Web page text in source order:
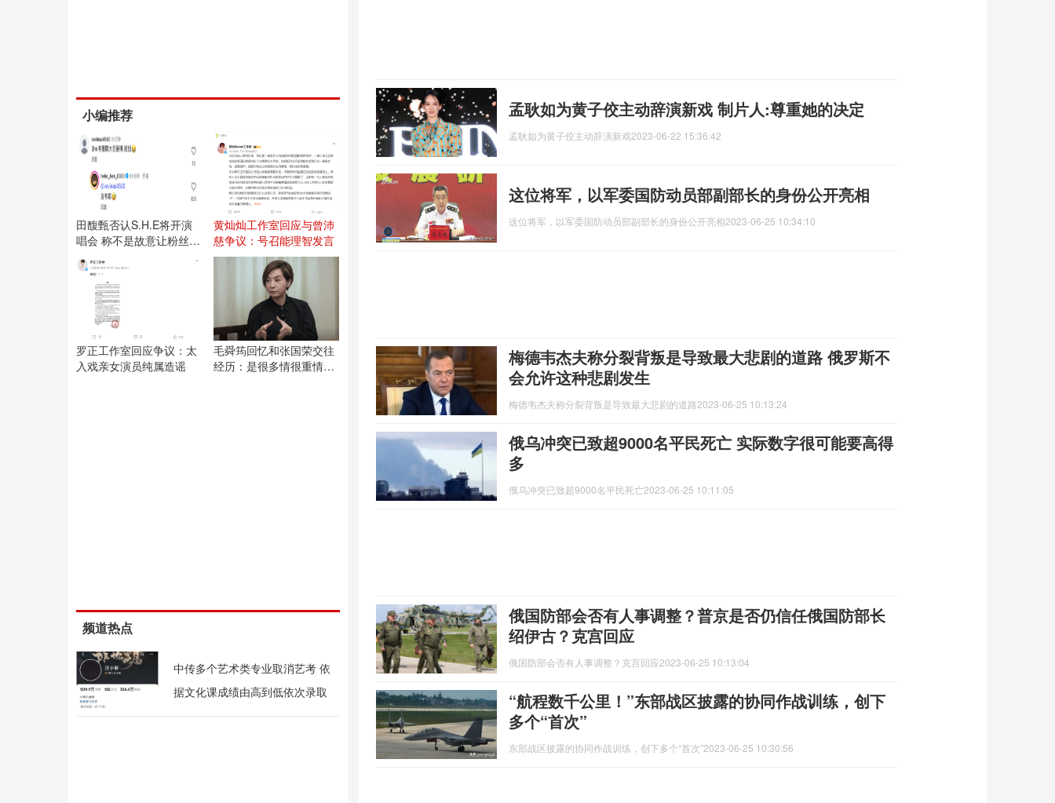
小编推荐
田馥甄否认S.H.E将开演
唱会 称不是故意让粉丝失
望
黄灿灿工作室回应与曾沛
慈争议：号召能理智发言
罗正工作室回应争议：太
入戏亲女演员纯属造谣
毛舜筠回忆和张国荣交往
经历：是很多情很重情的
频道热点
中传多个艺术类专业取消艺考 依
据文化课成绩由高到低依次录取
孟耿如为黄子佼主动辞演新戏 制片人:尊重她的决定
孟耿如为黄子佼主动辞演新戏2023-06-22 15:36:42
这位将军，以军委国防动员部副部长的身份公开亮相
这位将军，以军委国防动员部副部长的身份公开亮相2023-06-25 10:34:10
梅德韦杰夫称分裂背叛是导致最大悲剧的道路 俄罗斯不
会允许这种悲剧发生
梅德韦杰夫称分裂背叛是导致最大悲剧的道路2023-06-25 10:13:24
俄乌冲突已致超9000名平民死亡 实际数字很可能要高得
多
俄乌冲突已致超9000名平民死亡2023-06-25 10:11:05
俄国防部会否有人事调整？普京是否仍信任俄国防部长
绍伊古？克宫回应
俄国防部会否有人事调整？克宫回应2023-06-25 10:13:04
“航程数千公里！”东部战区披露的协同作战训练，创下
多个“首次”
东部战区披露的协同作战训练，创下多个“首次”2023-06-25 10:30:56